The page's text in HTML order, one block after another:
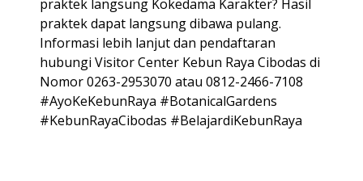
praktek langsung Kokedama Karakter? Hasil
praktek dapat langsung dibawa pulang.
Informasi lebih lanjut dan pendaftaran
hubungi Visitor Center Kebun Raya Cibodas di
Nomor 0263-2953070 atau 0812-2466-7108
#AyoKeKebunRaya #BotanicalGardens
#KebunRayaCibodas #BelajardiKebunRaya